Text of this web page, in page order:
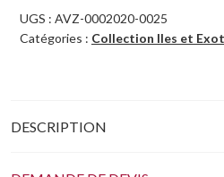
UGS : AVZ-0002020-0025
Catégories : Collection Iles et
DESCRIPTION